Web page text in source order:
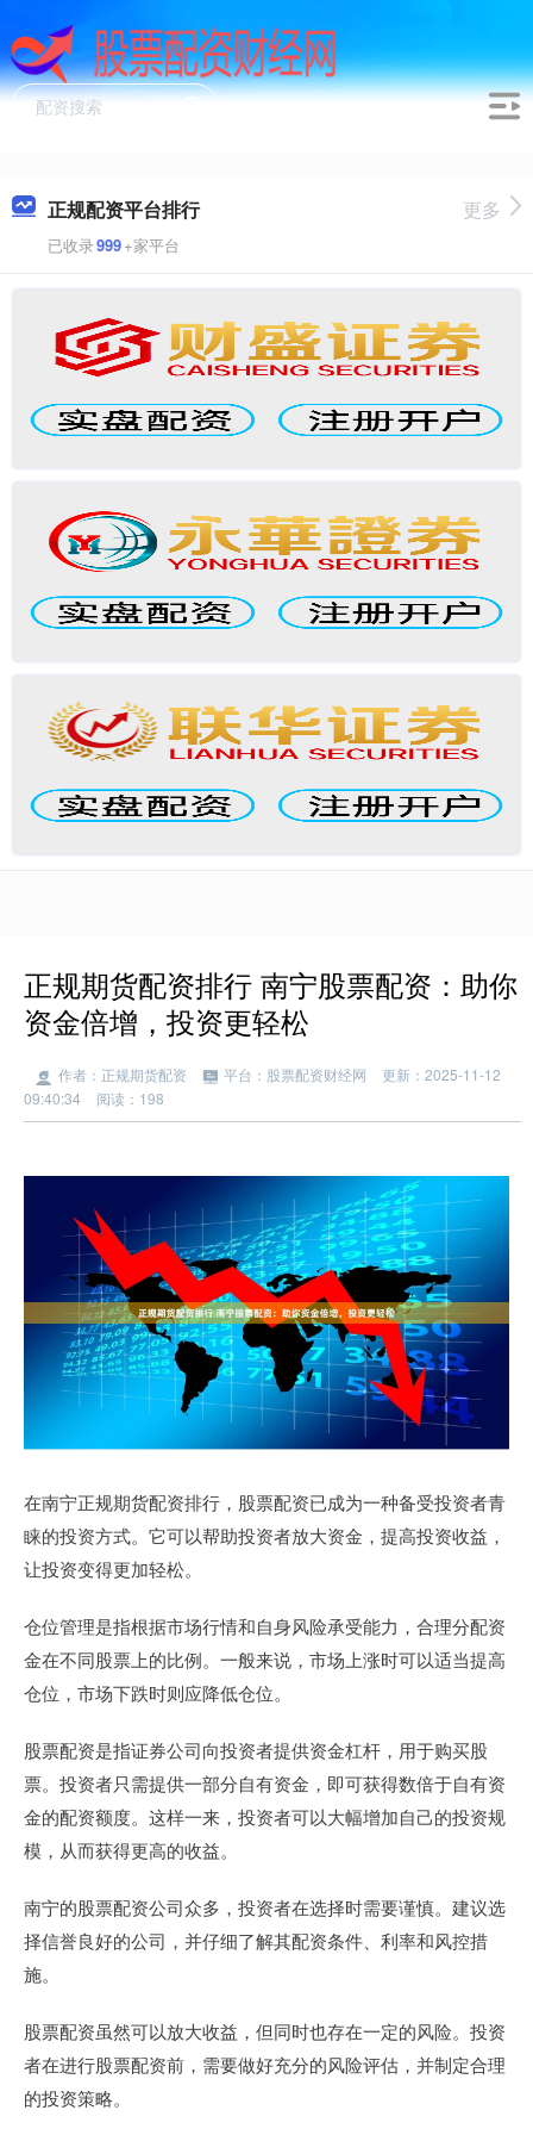
正规配资平台排行
已收录999+家平台
更多
正规期货配资排行 南宁股票配资：助你
资金倍增，投资更轻松
作者：正规期货配资 平台：股票配资财经网
更新：2025-11-12
09:40:34
阅读：198
在南宁正规期货配资排行，股票配资已成为一种备受投资者青
睐的投资方式。它可以帮助投资者放大资金，提高投资收益，
让投资变得更加轻松。
仓位管理是指根据市场行情和自身风险承受能力，合理分配资
金在不同股票上的比例。一般来说，市场上涨时可以适当提高
仓位，市场下跌时则应降低仓位。
股票配资是指证券公司向投资者提供资金杠杆，用于购买股
票。投资者只需提供一部分自有资金，即可获得数倍于自有资
金的配资额度。这样一来，投资者可以大幅增加自己的投资规
模，从而获得更高的收益。
南宁的股票配资公司众多，投资者在选择时需要谨慎。建议选
择信誉良好的公司，并仔细了解其配资条件、利率和风控措
施。
股票配资虽然可以放大收益，但同时也存在一定的风险。投资
者在进行股票配资前，需要做好充分的风险评估，并制定合理
的投资策略。